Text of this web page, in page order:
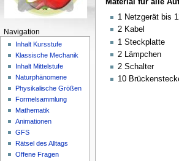
1 Netzgerät bis
2 Kabel
1 Steckplatte
2 Lämpchen
2 Schalter
10
Navigation
Inhalt Kursstufe
Klassische Mechanik
Inhalt Mittelstufe
Naturphänomene
Physikalische Größen
Formelsammlung
Mathematik
Animationen
GFS
Rätsel des Alltags
Offene Fragen